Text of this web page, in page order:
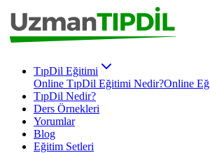
TıpDil Eğitimi
Online TıpDil Eğitimi Nedir?Online
TıpDil Nedir?
Ders Örnekleri
Yorumlar
Blog
Eğitim Setleri